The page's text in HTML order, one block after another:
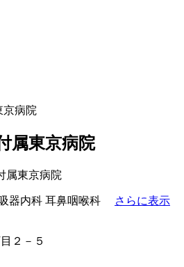
京病院
属東京病院
器内科 耳鼻咽喉科
さらに表示
２－５